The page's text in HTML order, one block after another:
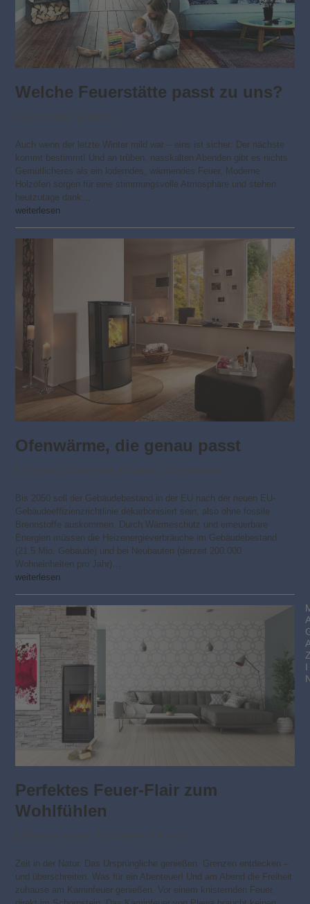
Welche Feuerstätte passt zu uns?
Auch wenn der letzte Winter mild war – eins ist sicher: Der nächste
kommt bestimmt! Und an trüben, nasskalten Abenden gibt es nichts
Gemütlicheres als ein loderndes, wärmendes Feuer. Moderne
Holzöfen sorgen für eine stimmungsvolle Atmosphäre und stehen
heutzutage dank…
weiterlesen
Ofenwärme, die genau passt
Bis 2050 soll der Gebäudebestand in der EU nach der neuen EU-
Gebäudeeffizienzrichtlinie dekarbonisiert sein, also ohne fossile
Brennstoffe auskommen. Durch Wärmeschutz und erneuerbare
Energien müssen die Heizenergieverbräuche im Gebäudebestand
(21,5 Mio. Gebäude) und bei Neubauten (derzeit 200.000
Wohneinheiten pro Jahr)…
weiterlesen
Perfektes Feuer-Flair zum
Wohlfühlen
Zeit in der Natur. Das Ursprüngliche genießen. Grenzen entdecken –
und überschreiten. Was für ein Abenteuer! Und am Abend die Freiheit
zuhause am Kaminfeuer genießen. Vor einem knisternden Feuer,
I